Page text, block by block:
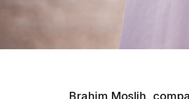
Brahim Moslih,